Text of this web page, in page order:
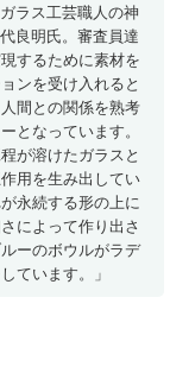
ガラス工芸職人の神
代良明氏。審査員達
するために素材を
ンを受け入れると
間との関係を熟考
となっています。
が溶けたガラスと
用を生み出してい
永続する形の上に
によって作り出さ
ーのボウルがラデ
ています。」